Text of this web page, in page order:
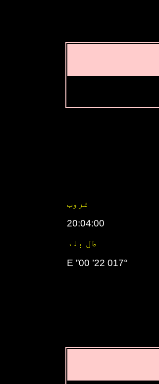
غروب
20:04:00
طل بلد
017° 22’ 00” E